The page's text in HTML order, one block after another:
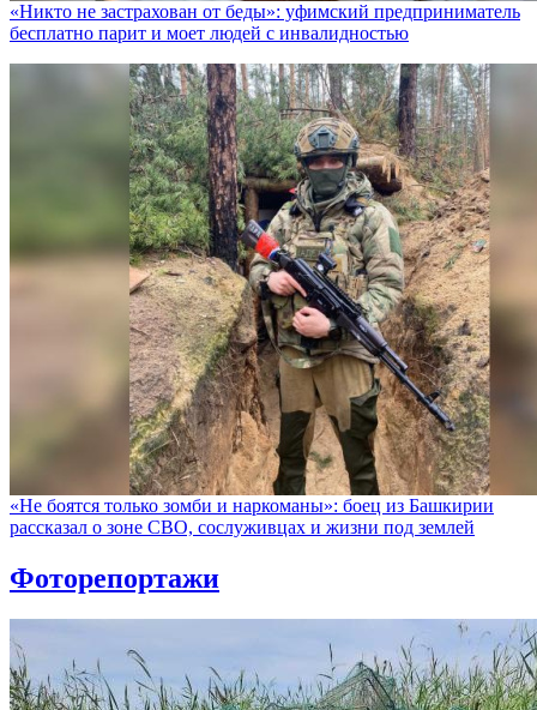
«Никто не заcтрахован от беды»: уфимский предприниматель
бесплатно парит и моет людей с инвалидностью
«Не боятся только зомби и наркоманы»: боец из Башкирии
рассказал о зоне СВО, сослуживцах и жизни под землей
Фоторепортажи